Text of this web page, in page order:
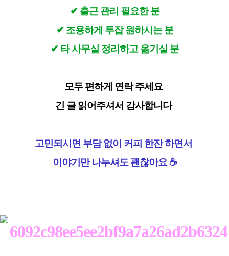
✔ 출근 관리 필요한 분
✔ 조용하게 투잡 원하시는 분
✔ 타 사무실 정리하고 옮기실 분
모두 편하게 연락 주세요
긴 글 읽어주셔서 감사합니다
고민되시면 부담 없이 커피 한잔 하면서
이야기만 나누셔도 괜찮아요 ☕